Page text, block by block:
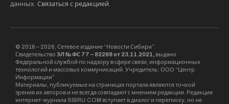
данных. Связаться с редакцией.
© 2016 – 2026, Сетевое издание “Новости Сибири”.
Свидетельство ЭЛ № ФС 77 – 82268 от 23.11.2021, выдано
Федеральной службой по надзору в сфере связи, информационных
технологий и массовых коммуникаций. Учредитель: ООО “Центр
Информации”
Материалы, публикуемые на страницах портала являются точкой
зрения их авторов и не всегда совпадают с мнением редакции. Редакция
интернет-журнала SIBRU.COM вступает в диалог и переписку, но не